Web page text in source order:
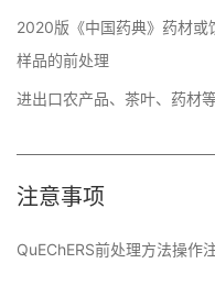
2020版《中国药典》药材或
样品的前处理
进出口农产品、茶叶、药材
注意事项
QuEChERS前处理方法操作